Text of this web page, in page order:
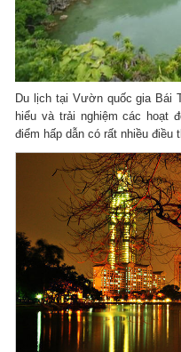
Du lịch tại Vườn quốc gia Bái
hiểu và trải nghiệm các hoạt
điểm hấp dẫn có rất nhiều điều